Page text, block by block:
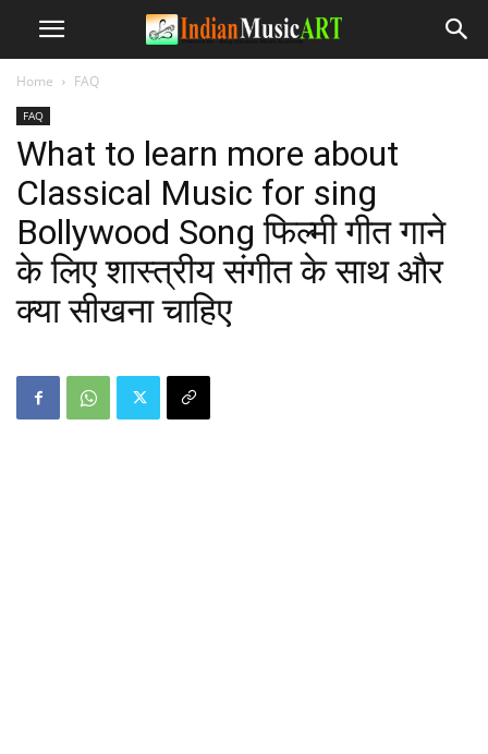
Home FAQ
FAQ
What to learn more about
Classical Music for sing
Bollywood Song फिल्मी गीत गाने
के लिए शास्त्रीय संगीत के साथ और
क्या सीखना चाहिए